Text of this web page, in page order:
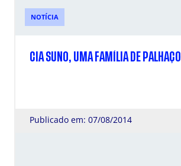
NOTÍCIA
CIA SUNO, UMA FAMÍLIA DE
Publicado em: 07/08/2014